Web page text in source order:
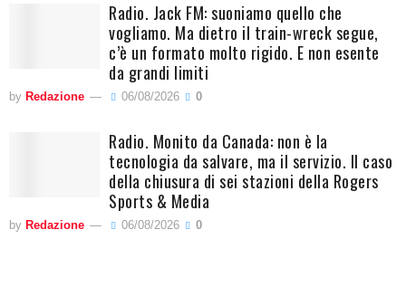
Radio. Jack FM: suoniamo quello che
vogliamo. Ma dietro il train-wreck segue,
c’è un formato molto rigido. E non esente
da grandi limiti
by Redazione 06/08/2026 0
Radio. Monito da Canada: non è la
tecnologia da salvare, ma il servizio. Il caso
della chiusura di sei stazioni della Rogers
Sports & Media
by Redazione 06/08/2026 0